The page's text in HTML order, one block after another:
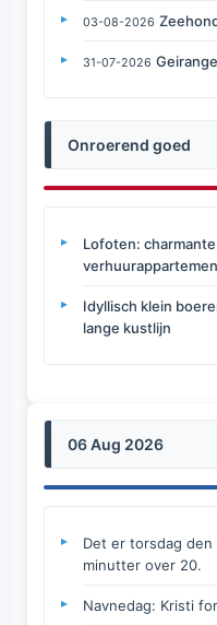
03-08-2026
31-07-2026
Onroerend goed
Lofoten:
Idyllisch klein
lange kustlijn
06 Aug 2026
Det er torsdag
minutter over 20.
Navnedag: Kristi